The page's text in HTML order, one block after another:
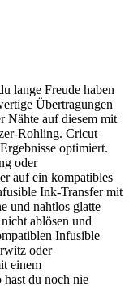
lange Freude haben
Übertragungen
Nähte auf diesem mit
Rohling. Cricut
optimiert.
oder
auf ein kompatibles
Ink-Transfer mit
und nahtlos glatte
ablösen und
Infusible
oder
einem
hast du noch nie